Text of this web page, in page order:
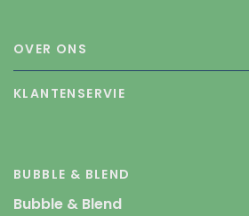
OVER ONS
KLANTENSERVIE
BUBBLE & BLEND
Bubble & Blend